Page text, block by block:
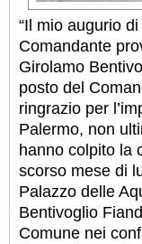
“Il mio augurio
Comandante
Girolamo
posto del
ringrazio per
Palermo, non
hanno colpito la
scorso mese di
Palazzo delle
Bentivoglio
Comune nei